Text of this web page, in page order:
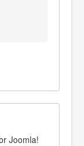
Joomla!